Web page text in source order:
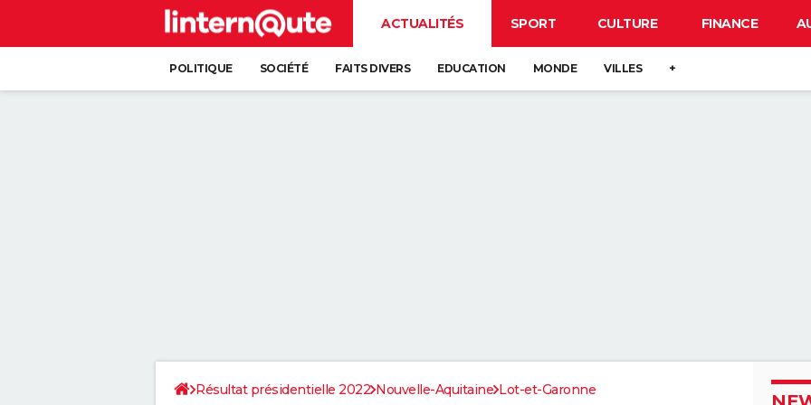
ACTUALITÉS SPORT CULTURE FINANCE
POLITIQUE SOCIÉTÉ FAITS DIVERS EDUCATION MONDE VILLES +
Résultat présidentielle 2022 Nouvelle-Aquitaine Lot-et-Garonne